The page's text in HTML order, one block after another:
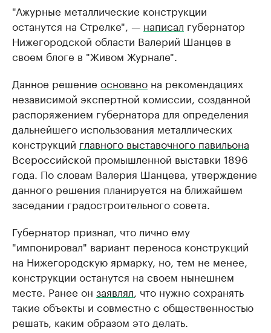
"Ажурные металлические конструкции
останутся на Стрелке", — написал губернатор
Нижегородской области Валерий Шанцев в
своем блоге в "Живом Журнале".
Данное решение основано на рекомендациях
независимой экспертной комиссии, созданной
распоряжением губернатора для определения
дальнейшего использования металлических
конструкций главного выставочного павильона
Всероссийской промышленной выставки 1896
года. По словам Валерия Шанцева, утверждение
данного решения планируется на ближайшем
заседании градостроительного совета.
Губернатор признал, что лично ему
"импонировал" вариант переноса конструкций
на Нижегородскую ярмарку, но, тем не менее,
конструкции останутся на своем нынешнем
месте. Ранее он заявлял, что нужно сохранять
такие объекты и совместно с общественностью
решать, каким образом это делать.